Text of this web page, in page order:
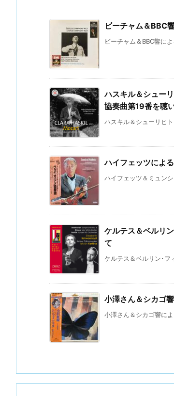
ビーチャム＆BBC
ビーチャム＆BBC響に
ハスキル＆シュー
協奏曲第19番を聴
ハスキル＆シューリヒ
ハイフェッツによ
ハイフェッツ＆ミュン
ケルテス＆ベルリ
て
ケルテス＆ベルリン･
小澤さん＆シカゴ
小澤さん＆シカゴ響に